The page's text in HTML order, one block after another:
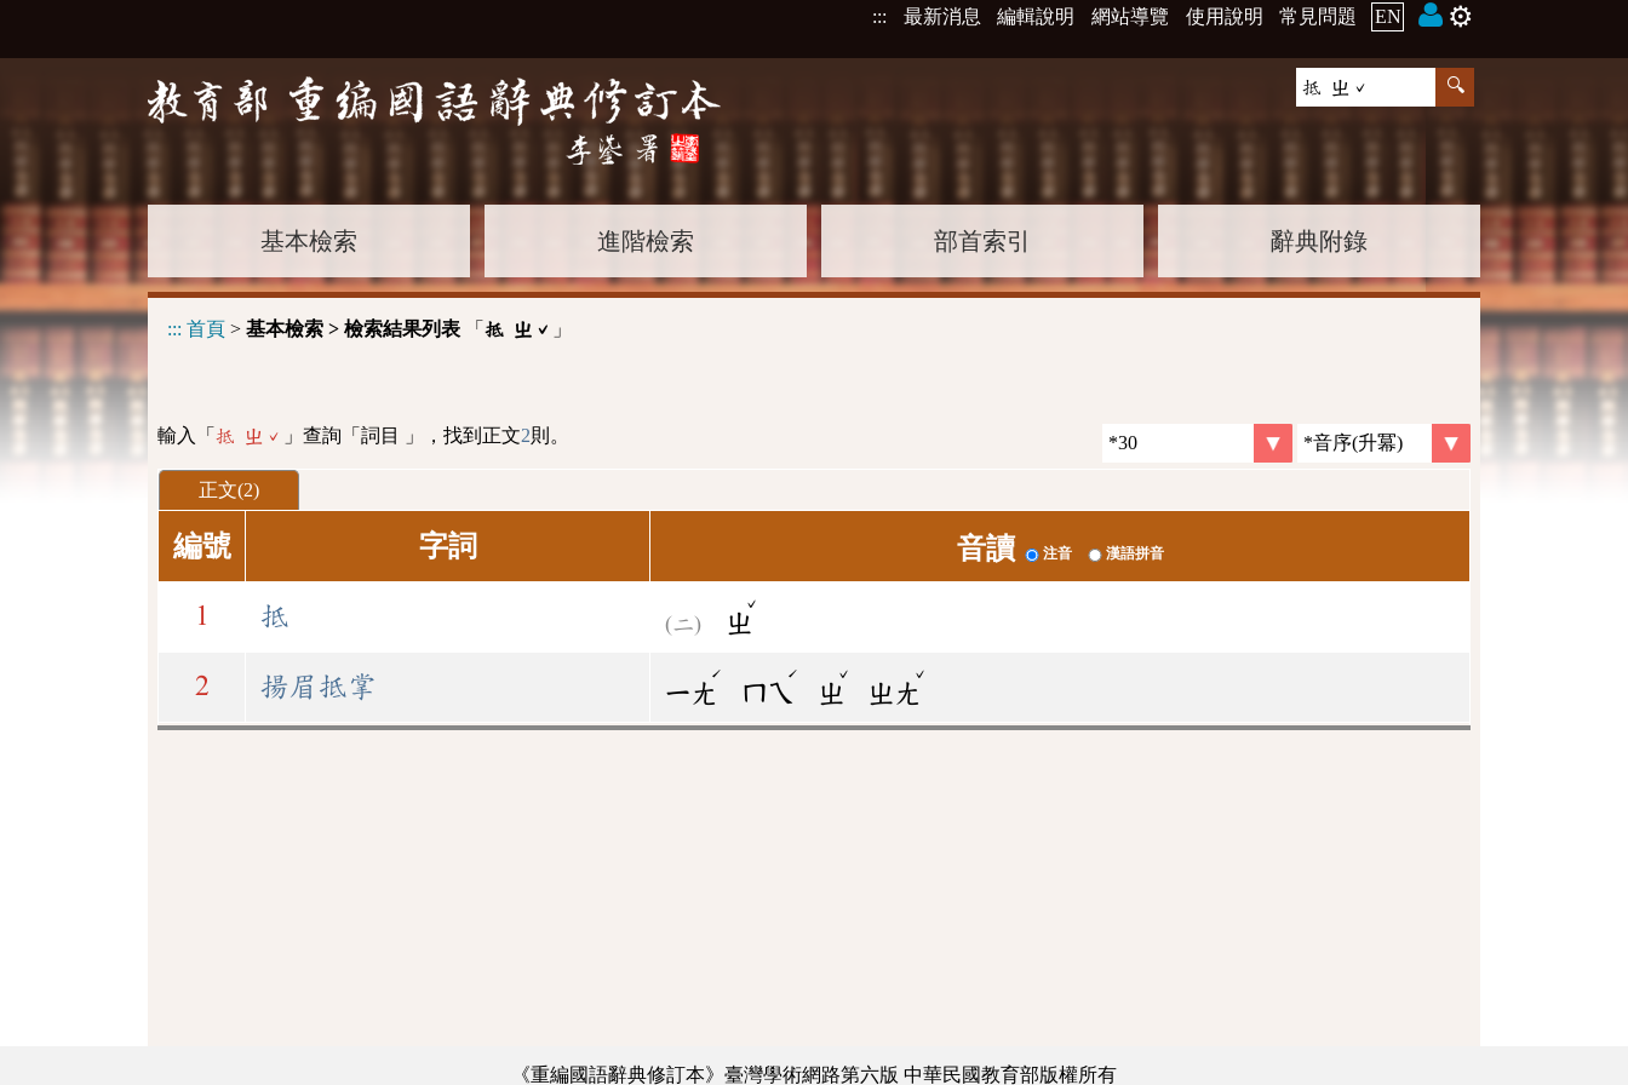
::: 最新消息 編輯說明 網站導覽 使用說明 常見問題 EN ⚙️
基本檢索 進階檢索 部首索引 辭典附錄
::: 首頁 > 基本檢索 > 檢索結果列表 「 抵 ㄓˇ 」
輸入「 抵 ㄓˇ 」查詢「詞目 」，找到正文2則。
正文(2)
編號 字詞 音讀 注音 漢語拼音
1 抵 ㄓ
ˇ
2 揚眉抵掌 ㄧㄤ
ˊ
ㄇㄟ
ˊ
ㄓ
ˇ
ㄓㄤ
ˇ
《重編國語辭典修訂本》臺灣學術網路第六版 中華民國教育部版權所有